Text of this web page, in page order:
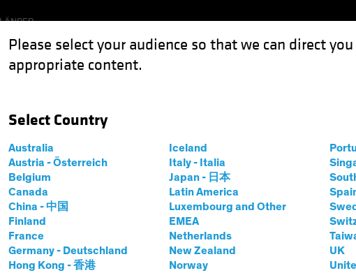
Please select your audience so that we can direct
appropriate content.
Select Country
Australia
Austria - Österreich
Belgium
Canada
China - 中国
Finland
France
Germany - Deutschland
Hong Kong - 香港
Iceland
Italy - Italia
Japan - 日本
Latin America
Luxembourg and Other
EMEA
Netherlands
New Zealand
Norway
UK